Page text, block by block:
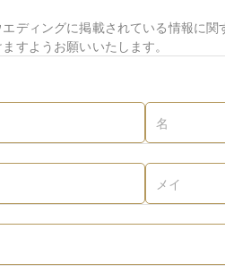
ディングに掲載されている情報に
すようお願いいたします。